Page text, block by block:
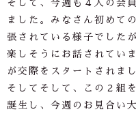
そして、今週も４人の会
ました。みなさん初めて
張されている様子でした
楽しそうにお話されてい
が交際をスタートされまし
そしてそして、この２組
誕生し、今週のお見合い